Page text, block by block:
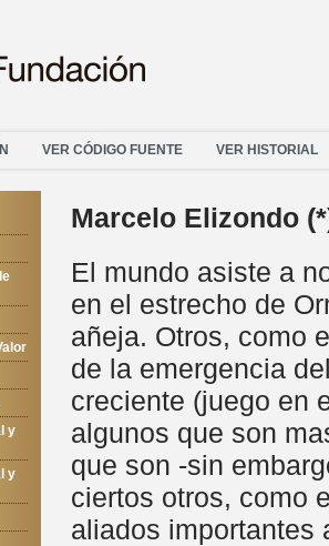
VER CÓDIGO FUENTE VER HISTORIAL
y
y
Marcelo Elizondo
El mundo asiste a
en el estrecho de
añeja. Otros, como
de la emergencia
creciente (juego en
algunos que son
que son -sin
ciertos otros, como
aliados importantes